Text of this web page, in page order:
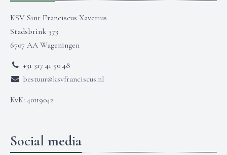
KSV Sint Franciscus Xaverius
Stadsbrink 373
6707 AA Wageningen
+31 317 41 50 48
bestuur@ksvfranciscus.nl
KvK: 40119042
Social media